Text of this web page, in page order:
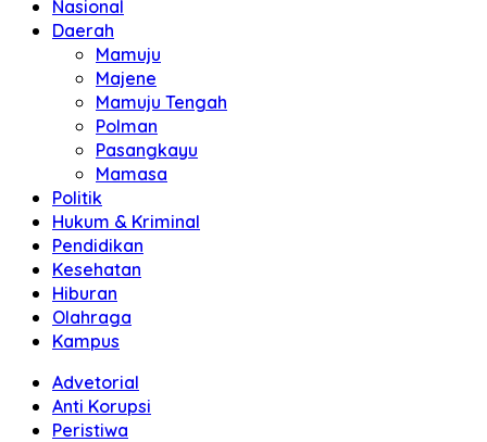
Nasional
Daerah
Mamuju
Majene
Mamuju Tengah
Polman
Pasangkayu
Mamasa
Politik
Hukum & Kriminal
Pendidikan
Kesehatan
Hiburan
Olahraga
Kampus
Advetorial
Anti Korupsi
Peristiwa